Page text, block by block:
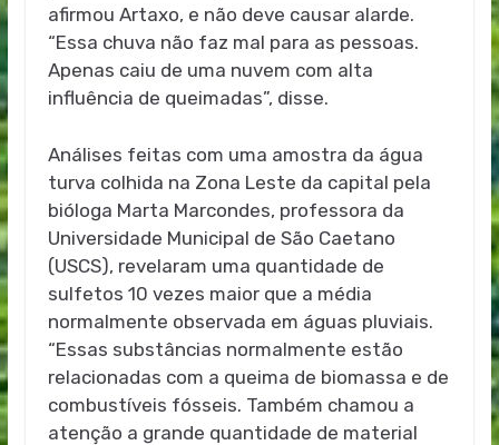
afirmou Artaxo, e não deve causar alarde.
“Essa chuva não faz mal para as pessoas.
Apenas caiu de uma nuvem com alta
influência de queimadas”, disse.
Análises feitas com uma amostra da água
turva colhida na Zona Leste da capital pela
bióloga Marta Marcondes, professora da
Universidade Municipal de São Caetano
(USCS), revelaram uma quantidade de
sulfetos 10 vezes maior que a média
normalmente observada em águas pluviais.
“Essas substâncias normalmente estão
relacionadas com a queima de biomassa e de
combustíveis fósseis. Também chamou a
atenção a grande quantidade de material